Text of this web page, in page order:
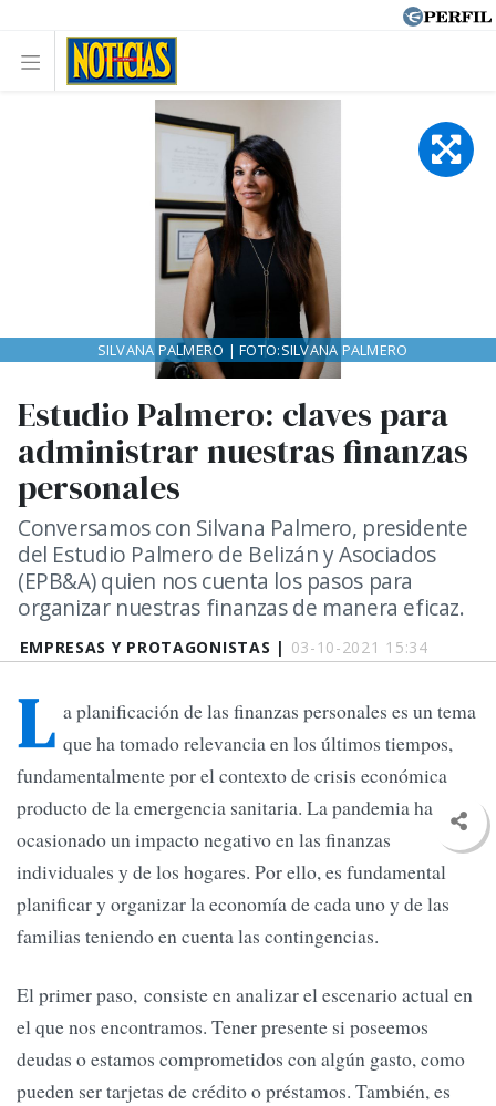
EMPRESAS Y PROTAGONISTAS | 03-10-2021 15:34
Estudio Palmero: claves para
administrar nuestras finanzas
personales
Conversamos con Silvana Palmero, presidente
del Estudio Palmero de Belizán y Asociados
(EPB&A) quien nos cuenta los pasos para
organizar nuestras finanzas de manera eficaz.
SILVANA PALMERO | FOTO:SILVANA PALMERO
L a planificación de las finanzas personales es un tema
que ha tomado relevancia en los últimos tiempos,
fundamentalmente por el contexto de crisis económica
producto de la emergencia sanitaria. La pandemia ha
ocasionado un impacto negativo en las finanzas
individuales y de los hogares. Por ello, es fundamental
planificar y organizar la economía de cada uno y de las
familias teniendo en cuenta las contingencias.
El primer paso, consiste en analizar el escenario actual en
el que nos encontramos. Tener presente si poseemos
deudas o estamos comprometidos con algún gasto, como
pueden ser tarjetas de crédito o préstamos. También, es